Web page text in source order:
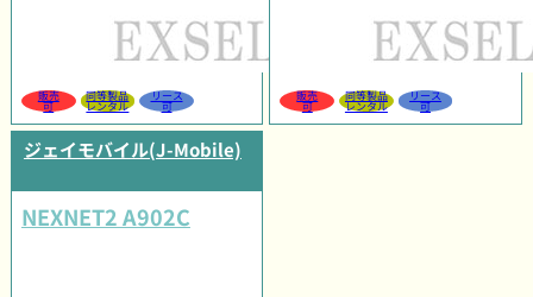
販売
可
同等製品
レンタル
リース
可
販売
可
同等製品
レンタル
リース
可
ジェイモバイル(J-Mobile)
NEXNET2 A902C